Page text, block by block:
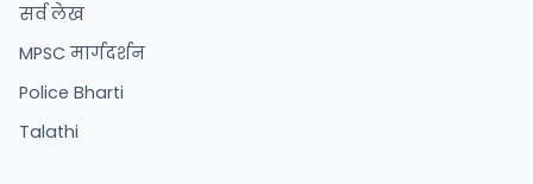
सर्व लेख
MPSC मार्गदर्शन
Police Bharti
Talathi